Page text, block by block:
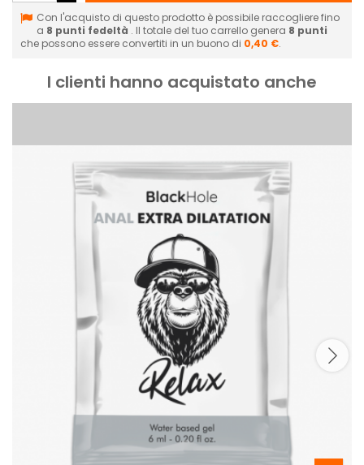
Con l'acquisto di questo prodotto è possibile raccogliere fino
a 8 punti fedeltà . Il totale del tuo carrello genera 8 punti
che possono essere convertiti in un buono di 0,40 €.
I clienti hanno acquistato anche